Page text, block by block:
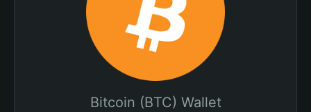
Bitcoin (BTC) Wallet